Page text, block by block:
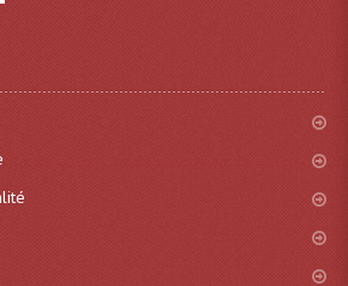
Mp3 Et CDs Sources
Projecteurs De Son